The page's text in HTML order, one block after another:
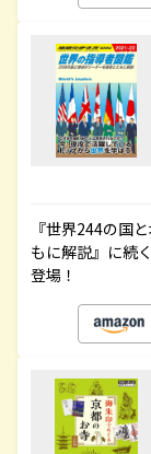
『世界244の国
もに解説』に続
登場！